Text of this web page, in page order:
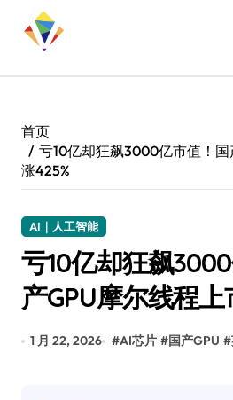
首页
亏10亿却狂飙3000亿市值！
涨425%
AI｜人工智能
亏10亿却狂飙
产GPU摩尔线程
1 月 22, 2026 #AI芯片 #国产GPU #